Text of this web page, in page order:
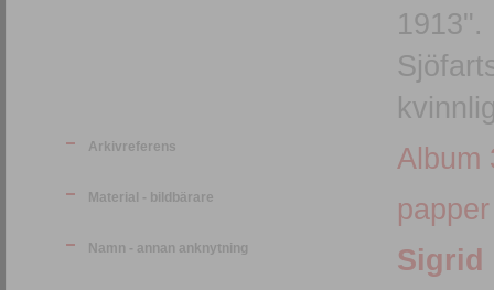
1913".
Arkivreferens Album
Material - bildbärare papper
Namn - annan anknytning Sigrid